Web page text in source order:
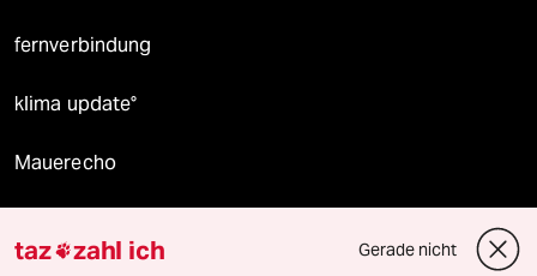
fernverbindung
klima update°
Mauerecho
taz zahl ich Gerade nicht